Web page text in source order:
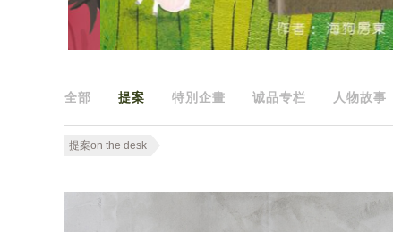
全部 提案 特別企畫 诚品专栏 人物故事
提案on the desk